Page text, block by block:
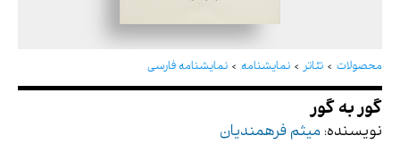
محصولات تئاتر نمایشنامه نمایشنامه فارسی
نویسنده: میثم فرهمندیان